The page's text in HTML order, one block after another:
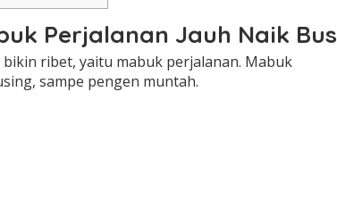
Perjalanan Jauh Naik Bus
ribet, yaitu mabuk perjalanan. Mabuk
sampe pengen muntah.